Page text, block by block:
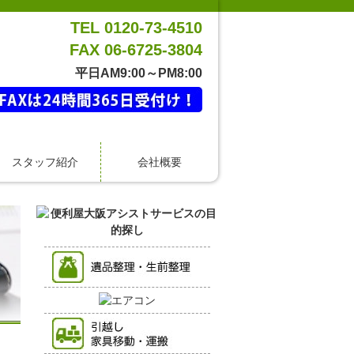
TEL 0120-73-4510
FAX 06-6725-3804
平日AM9:00～PM8:00
スタッフ紹介 会社概要